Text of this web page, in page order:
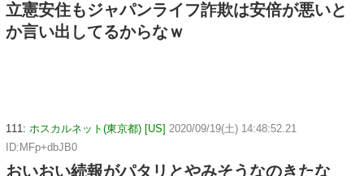
立憲安住もジャパンライフ詐欺は安倍が悪いと
か言い出してるからなｗ
111: ホスカルネット(東京都) [US] 2020/09/19(土) 14:48:52.21
ID:MFp+dbJB0
おいおい続報がパタリとやみそうなのきたな